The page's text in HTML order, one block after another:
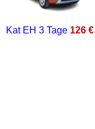
Kat EH 3 Tage 126 €